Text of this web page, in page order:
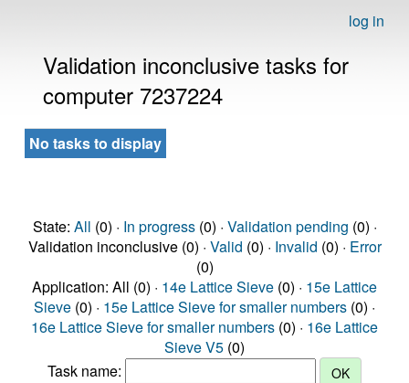
log in
Validation inconclusive tasks for
computer 7237224
No tasks to display
State: All (0) · In progress(0) · Validation pending (0) ·
Validation inconclusive (0) · Valid (0) · Invalid (0) · Error
(0)
Application: All (0) · 14e Lattice Sieve (0) · 15e Lattice
Sieve (0) · 15e Lattice Sieve for smaller numbers (0) ·
16e Lattice Sieve for smaller numbers (0) · 16e Lattice
Sieve V5 (0)
Task name: